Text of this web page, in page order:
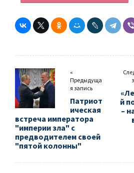
«
Предыдуща
я запись
Патриот
ическая
встреча императора
"империи зла" с
предводителем своей
"пятой колонны"
й
–